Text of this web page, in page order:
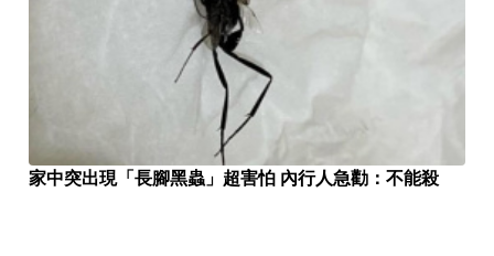
家中突出現「長腳黑蟲」超害怕 內行人急勸：不能殺